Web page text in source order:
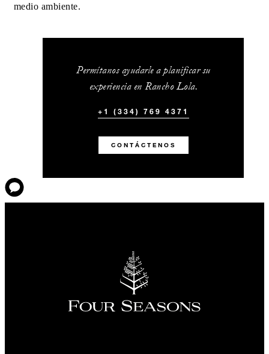
medio ambiente.
Permítanos ayudarle a planificar su
experiencia en Rancho Lola.
+1 (334) 769 4371
CONTÁCTENOS